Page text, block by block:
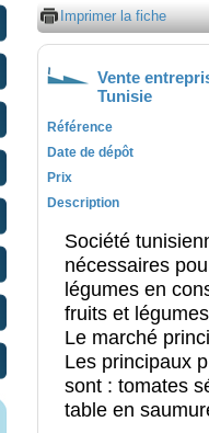
Imprimer la fiche
Vente
Tunisie
Référence
Date de dépôt
Prix
Description
Société
nécessaires
légumes en
fruits et
Le marché
Les principaux
sont : tomates
table en